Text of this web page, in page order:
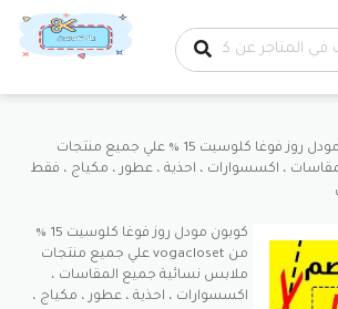
كوبون مودل روز فوغا كلوسيت 15 % علي جميع منتجات vogacloset من
، اكسسوارات ، احذية ، عطور ، مكياج ، فقط
كوبون مودل روز فوغا كلوسيت 15 %
علي جميع منتجات vogacloset من
ملابس نسائية جميع المقاسات ،
اكسسوارات ، احذية ، عطور ، مكياج ،